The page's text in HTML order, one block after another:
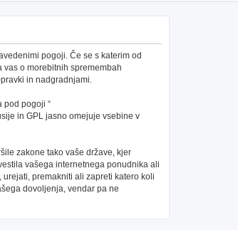
pogoji. Če se s katerim od
o morebitnih spremembah
in nadgradnjami.
pod pogoji “
in GPL jasno omejuje vsebine v
zakone tako vaše države, kjer
vašega internetnega ponudnika ali
premakniti ali zapreti katero koli
dovoljenja, vendar pa ne